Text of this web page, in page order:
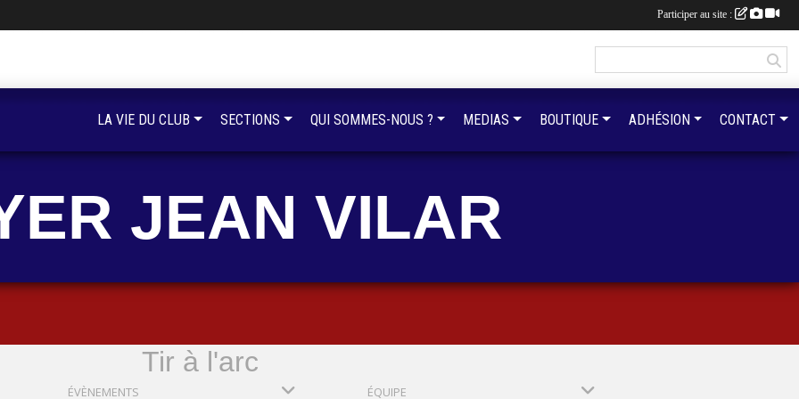
JEAN VILAR
Tir à l'arc
ÉVÈNEMENTS ÉQUIPE
LA VIE DU CLUB SECTIONS QUI SOMMES-NOUS ? MEDIAS BOUTIQUE ADHÉSION CONTACT
Participer au site :